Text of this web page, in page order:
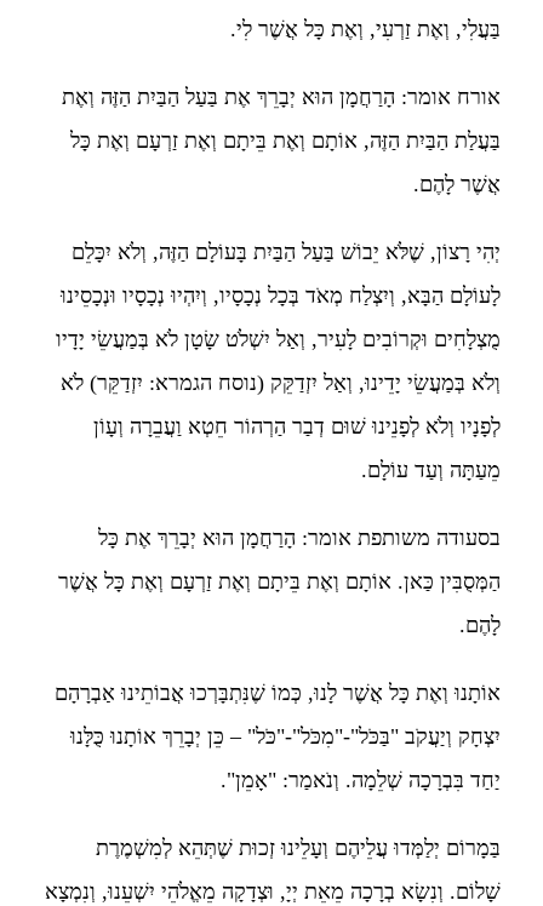
בַּעֲלִי, וְאֶת זַרְעִי, וְאֶת כָּל אֲשֶׁר לִי.
אורח אומר: הָרַחֲמָן הוּא יְבָרֵךְ אֶת בַּעַל הַבַּיִת הַזֶּה וְאֶת
בַּעֲלַת הַבַּיִת הַזֶּה, אוֹתָם וְאֶת בֵּיתָם וְאֶת זַרְעָם וְאֶת כָּל
אֲשֶׁר לָהֶם.
יְהִי רָצוֹן, שֶׁלֹּא יֵבוֹשׁ בַּעַל הַבַּיִת בָּעוֹלָם הַזֶּה, וְלֹא יִכָּלֵם
לָעוֹלָם הַבָּא, וְיִצְלַח מְאֹד בְּכָל נְכָסָיו, וְיִהְיוּ נְכָסָיו וּנְכָסֵינוּ
מֻצְלָחִים וּקְרוֹבִים לָעִיר, וְאַל יִשְׁלֹט שָׂטָן לֹא בְּמַעֲשֵׂי יָדָיו
וְלֹא בְּמַעֲשֵׂי יָדֵינוּ, וְאַל יִזְדַקֵּק (נוסח הגמרא: יִזְדַקֵּר) לֹא
לְפָנָיו וְלֹא לְפָנֵינוּ שׁוּם דְבַר הַרְהוֹר חֵטְא וַעֲבֵרָה וְעָוֹן
מֵעַתָּה וְעַד עוֹלָם.
בסעודה משותפת אומר: הָרַחֲמָן הוּא יְבָרֵךְ אֶת כָּל
הַמְּסֻבִּין כַּאן. אוֹתָם וְאֶת בֵּיתָם וְאֶת זַרְעָם וְאֶת כָּל אֲשֶׁר
לָהֶם.
אוֹתָנוּ וְאֶת כָּל אֲשֶׁר לָנוּ, כְּמוֹ שֶׁנִּתְבָּרְכוּ אֲבוֹתֵינוּ אַבְרָהָם
יִצְחָק וְיַעֲקֹב "בַּכֹּל"-"מִכֹּל"-"כֹּל" – כֵּן יְבָרֵךְ אוֹתָנוּ כֻּלָּנוּ
יַחַד בִּבְרָכָה שְׁלֵמָה. וְנֹאמַר: "אָמֵן".
בַּמָרוֹם יְלַמְּדוּ עֲלֵיהֶם וְעָלֵינוּ זְכוּת שֶׁתְּהֵא לְמִשְׁמֶרֶת
שָׁלוֹם. וְנִשָׂא בְרָכָה מֵאֵת יְיָ, וּצְדָקָה מֵאֱלֹהֵי יִשְׁעֵנוּ, וְנִמְצָא